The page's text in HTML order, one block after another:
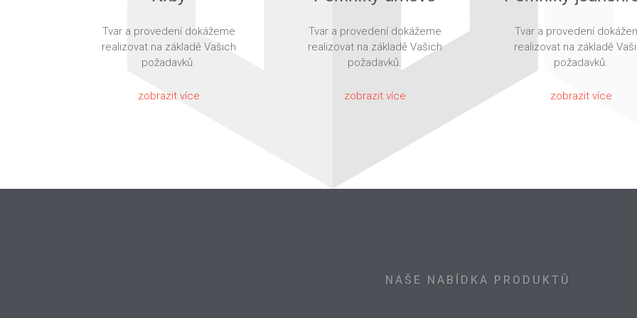
Tvar a provedení dokážeme
realizovat na základě Vašich
požadavků.
zobrazit více
Tvar a provedení dokážeme
realizovat na základě Vašich
požadavků.
zobrazit více
Tvar a provedení
realizovat na základě
požadavků.
zobrazit více
NAŠE NABÍDKA PRODUKTŮ